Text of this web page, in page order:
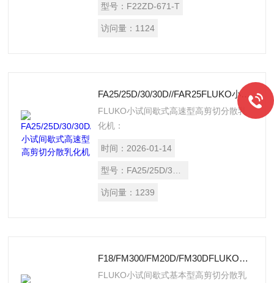
型号： F22ZD-671-T
访问量： 1124
FA25/25D/30/30D//FAR25FLUKO小试间歇式高速型高剪切分散乳化机
FLUKO小试间歇式高速型高剪切分散乳
化机：
【详细介绍】
时间： 2026-01-14
型号： FA25/25D/30/30D//FAR25
访问量： 1239
F18/FM300/FM20D/FM30DFLUKO小试间歇式基本型高剪切分散乳化机
FLUKO小试间歇式基本型高剪切分散乳